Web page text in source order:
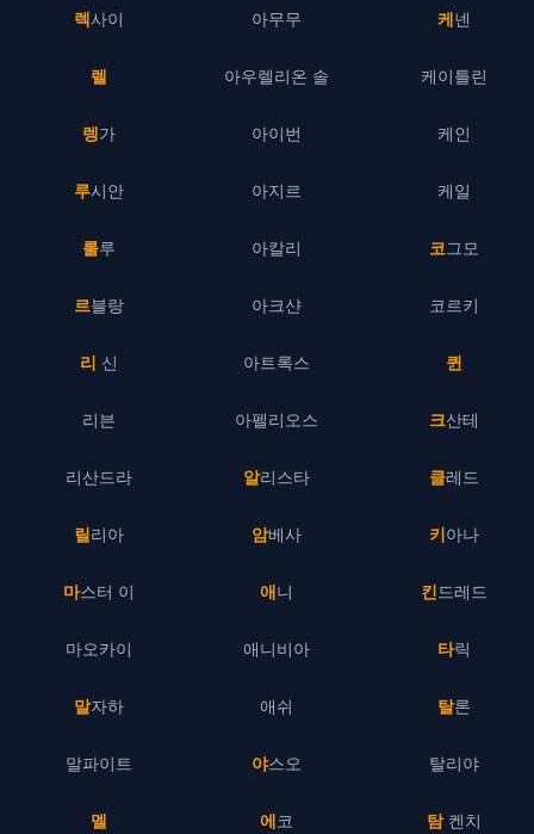
렉사이
렐
렝가
루시안
룰루
르블랑
리 신
리븐
리산드라
릴리아
마스터 이
마오카이
말자하
말파이트
멜
아무무
아우렐리온 솔
아이번
아지르
아칼리
아크샨
아트록스
아펠리오스
알리스타
암베사
애니
애니비아
애쉬
야스오
에코
케넨
케이틀린
케인
케일
코그모
코르키
퀸
크산테
클레드
키아나
킨드레드
타릭
탈론
탈리야
탐 켄치